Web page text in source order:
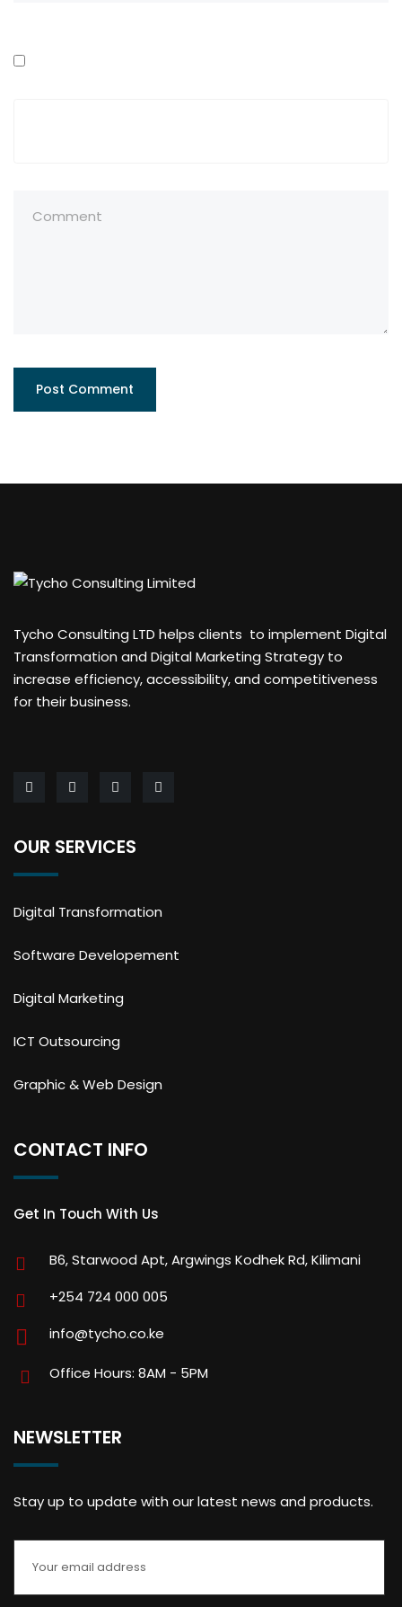
Tycho Consulting LTD helps clients to implement Digital
Transformation and Digital Marketing Strategy to
increase efficiency, accessibility, and competitiveness
for their business.
OUR SERVICES
Digital Transformation
Software Developement
Digital Marketing
ICT Outsourcing
Graphic & Web Design
CONTACT INFO
Get In Touch With Us
B6, Starwood Apt, Argwings Kodhek Rd, Kilimani
+254 724 000 005
info@tycho.co.ke
Office Hours: 8AM - 5PM
NEWSLETTER
Stay up to update with our latest news and products.